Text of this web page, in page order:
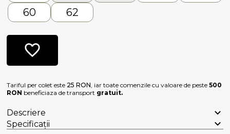
60
62
Tariful per colet este 25 RON, iar toate comenzile cu valoare de peste500
RON beneficiaza de transport gratuit.
Descriere
Specificații